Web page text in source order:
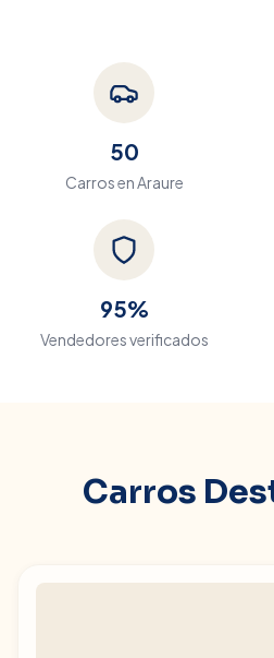
50
Carros enAraure
95%
Vendedores verificados
Carros